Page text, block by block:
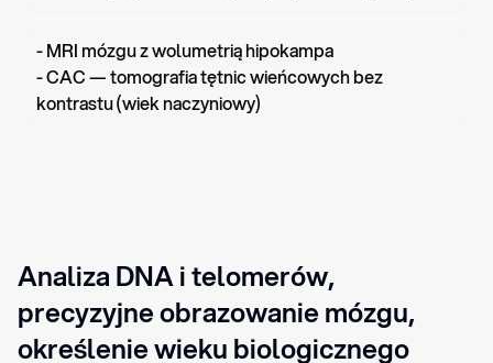
- MRI mózgu z wolumetrią hipokampa
- CAC — tomografia tętnic wieńcowych bez
kontrastu (wiek naczyniowy)
Analiza DNA i telomerów,
precyzyjne obrazowanie mózgu,
określenie wieku biologicznego